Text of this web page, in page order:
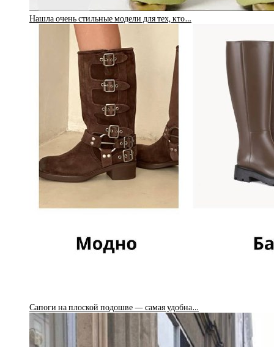
Нашла очень стильные модели для тех, кто…
Сапоги на плоской подошве — самая удобна…